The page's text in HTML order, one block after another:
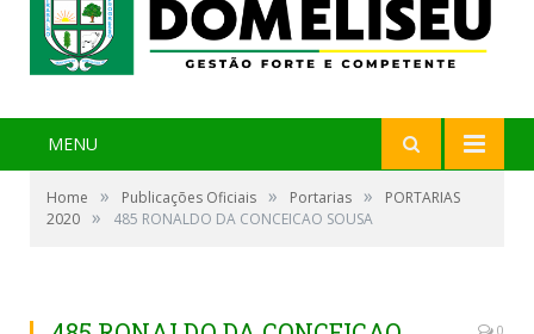
MENU
Home » Publicações Oficiais » Portarias »
PORTARIAS
2020 » 485 RONALDO DA CONCEICAO SOUSA
0